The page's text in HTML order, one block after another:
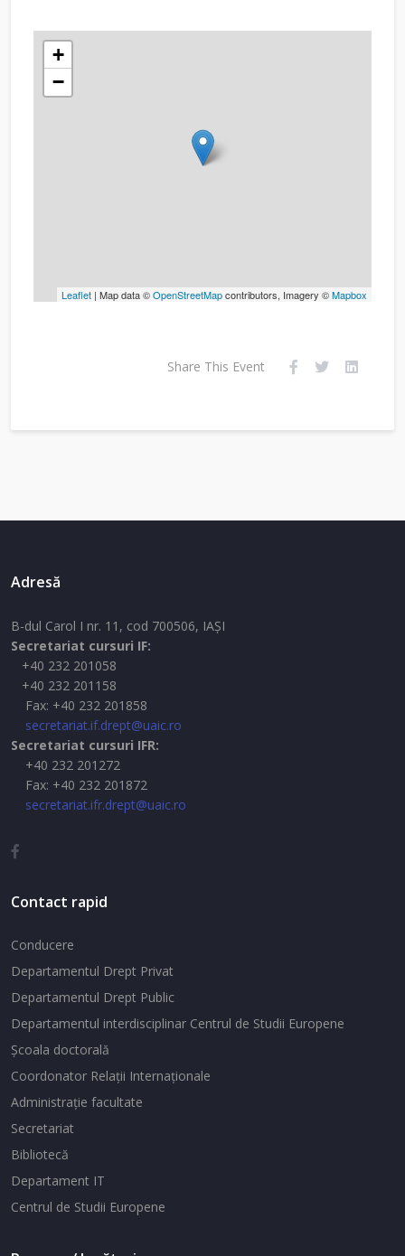
+
−
Leaflet | Map data ©OpenStreetMapcontributors, Imagery ©Mapbox
Share This Event
Adresă
B-dul Carol I nr. 11, cod 700506, IAŞI
Secretariat cursuri IF:
+40 232 201058
+40 232 201158
Fax: +40 232 201858
secretariat.if.drept@uaic.ro
Secretariat cursuri IFR:
+40 232 201272
Fax: +40 232 201872
secretariat.ifr.drept@uaic.ro
Contact rapid
Conducere
Departamentul Drept Privat
Departamentul Drept Public
Departamentul interdisciplinar Centrul de Studii Europene
Şcoala doctorală
Coordonator Relaţii Internaţionale
Administraţie facultate
Secretariat
Bibliotecă
Departament IT
Centrul de Studii Europene